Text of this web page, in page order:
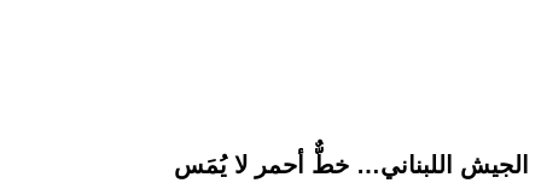
الجيش اللبناني… خطٌّ أحمر لا يُمَس